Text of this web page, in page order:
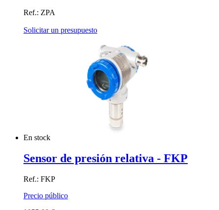
Ref.: ZPA
Solicitar un presupuesto
En stock
Sensor de presión relativa - FKP
Ref.: FKP
Precio público